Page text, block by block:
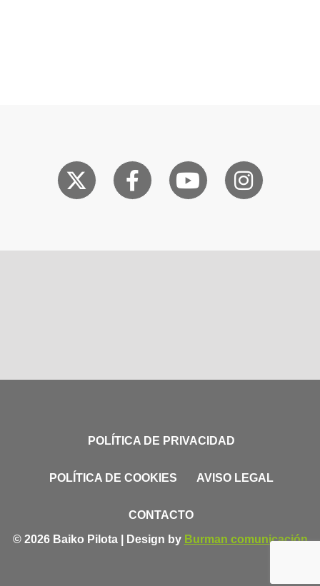
POLÍTICA DE PRIVACIDAD
POLÍTICA DE COOKIES AVISO LEGAL
CONTACTO
© 2026 Baiko Pilota | Design by Burman comunicación